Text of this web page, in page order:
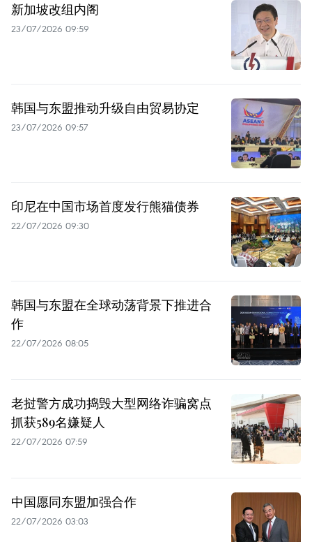
新加坡改组内阁
23/07/2026 09:59
韩国与东盟推动升级自由贸易协定
23/07/2026 09:57
印尼在中国市场首度发行熊猫债券
22/07/2026 09:30
韩国与东盟在全球动荡背景下推进合
作
22/07/2026 08:05
老挝警方成功捣毁大型网络诈骗窝点
抓获589名嫌疑人
22/07/2026 07:59
中国愿同东盟加强合作
22/07/2026 03:03